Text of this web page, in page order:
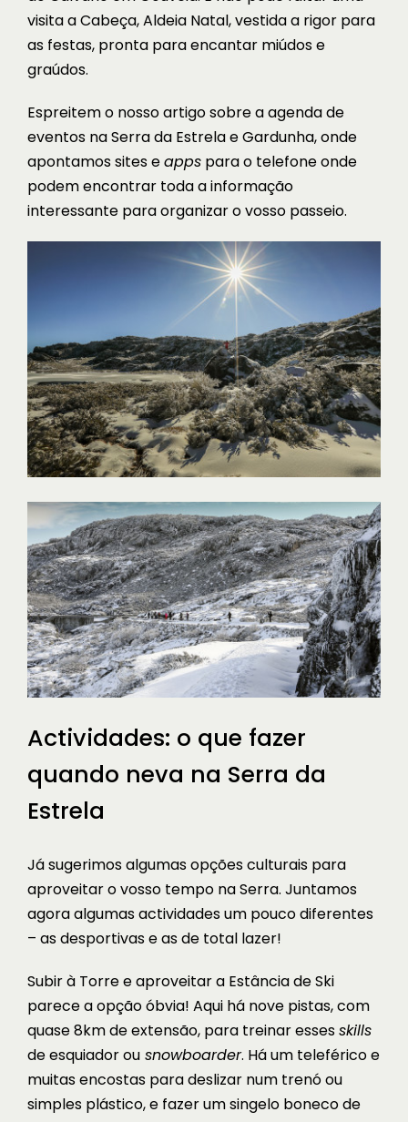
visita aCabeça, Aldeia Natal, vestida a rigor para
as festas, pronta para encantar miúdos e
graúdos.
Espreitem o nosso artigo sobre aagenda de
eventos na Serra da Estrela e Gardunha, onde
apontamos sites eapps para o telefone onde
podem encontrar toda a informação
interessante para organizar o vosso passeio.
Actividades: o que fazer
quando neva na Serra da
Estrela
Já sugerimos algumas opções culturais para
aproveitar o vosso tempo na Serra. Juntamos
agora algumas actividades um pouco diferentes
– as desportivas e as de total lazer!
Subir à Torre e aproveitar a Estância de Ski
parece a opção óbvia! Aqui há nove pistas, com
quase 8km de extensão, para treinar essesskills
de esquiador ou snowboarder. Há um teleférico e
muitas encostas para deslizar num trenó ou
simples plástico, e fazer um singelo boneco de